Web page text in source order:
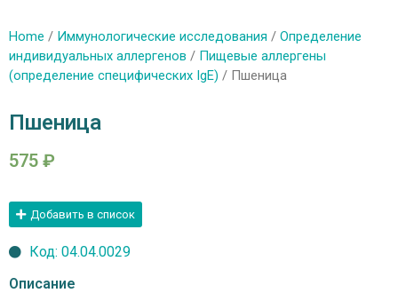
Home / Иммунологические исследования / Определение
индивидуальных аллергенов / Пищевые аллергены
(определение специфических IgE) / Пшеница
Пшеница
575 ₽
Добавить в список
Код: 04.04.0029
Описание